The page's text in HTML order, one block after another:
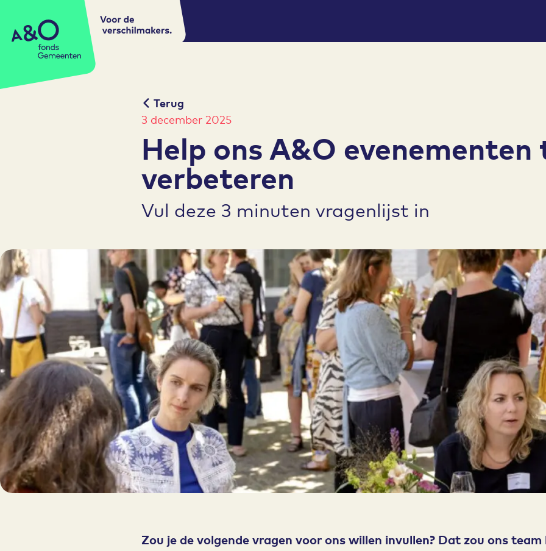
A&O fonds Gemeenten
Voor de
verschilmakers.
Terug
3 december 2025
Help ons A&O evenementen
verbeteren
Vul deze 3 minuten vragenlijst in
Zou je de volgende vragen voor ons willen invullen? Dat zou ons team